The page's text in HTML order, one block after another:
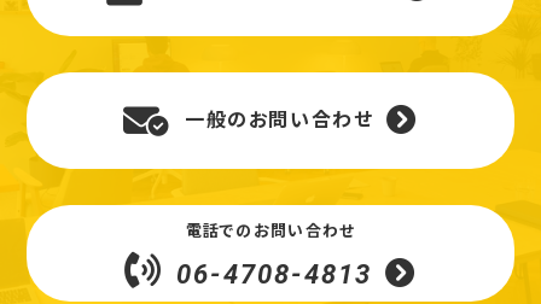
一般のお問い合わせ
電話でのお問い合わせ
06-4708-4813